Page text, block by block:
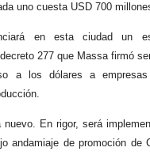
uno cuesta USD 700
en esta ciudad un
277 que Massa firmó
a los dólares a
nuevo. En rigor, será
andamiaje de promoción de